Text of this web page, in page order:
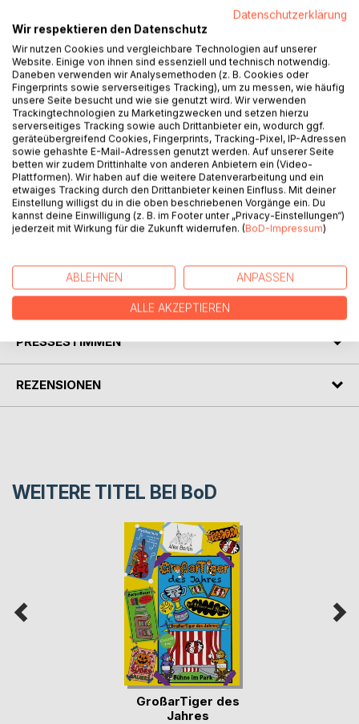
lassen, sind sie wunderbar für die Entwicklung von
Wortschatz und Sprachgefühl geeignet und somit auch
eine wichtige Voraussetzung für das Lesen und Schreiben
lernen. Durch das rhythmische Sprechen der lustigen ABC
Verse kommen nicht nur jede Menge Spaß, sondern auch
viel frische Luft ins System. Reime und Gedichte sind
stabile Geländer, an denen sich auch unsichere Kinder bei
ihren ersten sprachlichen Schritten gut festhalten können.
Außerdem bietet das Buch die Möglichkeit selbst kreativ
zu werden, denn es warten zahlreiche Bilder darauf
ausgemalt oder gestaltet zu werden.
Das kleine ABC Ausmalbuch wird kleinen Leser:innen Spaß
AUTOR/IN
PRESSESTIMMEN
REZENSIONEN
WEITERE TITEL BEI BoD
GroßarTiger des
Jahres
Datenschutzerklärung
Wir respektieren den Datenschutz
Wir nutzen Cookies und vergleichbare Technologien auf unserer
Website. Einige von ihnen sind essenziell und technisch notwendig.
Daneben verwenden wir Analysemethoden (z. B. Cookies oder
Fingerprints sowie serverseitiges Tracking), um zu messen, wie häufig
unsere Seite besucht und wie sie genutzt wird. Wir verwenden
Trackingtechnologien zu Marketingzwecken und setzen hierzu
serverseitiges Tracking sowie auch Drittanbieter ein, wodurch ggf.
geräteübergreifend Cookies, Fingerprints, Tracking-Pixel, IP-Adressen
sowie gehashte E-Mail-Adressen genutzt werden. Auf unserer Seite
betten wir zudem Drittinhalte von anderen Anbietern ein (Video-
Plattformen). Wir haben auf die weitere Datenverarbeitung und ein
etwaiges Tracking durch den Drittanbieter keinen Einfluss. Mit deiner
Einstellung willigst du in die oben beschriebenen Vorgänge ein. Du
kannst deine Einwilligung (z. B. im Footer unter „Privacy-Einstellungen“)
jederzeit mit Wirkung für die Zukunft widerrufen. (BoD-Impressum)
ABLEHNEN ANPASSEN
ALLE AKZEPTIEREN